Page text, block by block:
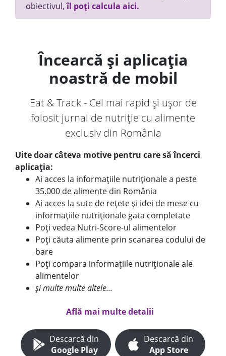
obiectivul,îl poți calcula aici.
Încearcă și aplicația
noastră de mobil
Eat & Track - Cel mai rapid și ușor de
folosit jurnal de nutriție cu alimente
exclusiv din România
Uite doar câteva motive pentru care să încerci
aplicația:
Ai acces la informațiile nutriționale a peste
35.000 de alimente din România
Ai acces la sute de rețete și idei de mese cu
informațiile nutriționale gata completate
Poți vedea Nutri-Score-ul alimentelor
Poți căuta alimente prin scanarea codului de
bare
Poți compara informațiile nutriționale ale
alimentelor
și multe multe altele...
Află mai multe detalii
Descarcă din
Google Play
Descarcă din
App Store